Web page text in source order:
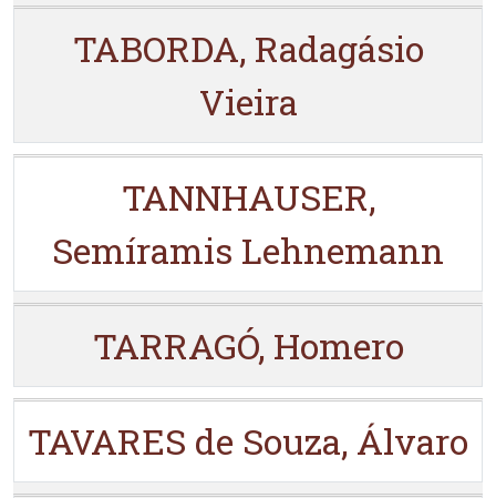
TABORDA, Radagásio
Vieira
TANNHAUSER,
Semíramis Lehnemann
TARRAGÓ, Homero
TAVARES de Souza, Álvaro